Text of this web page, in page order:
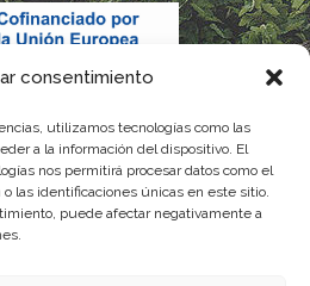
consentimiento
utilizamos tecnologías como las
a la información del dispositivo. El
nos permitirá procesar datos como el
las identificaciones únicas en este sitio.
puede afectar negativamente a
por este Consejo Regulador es financiada,